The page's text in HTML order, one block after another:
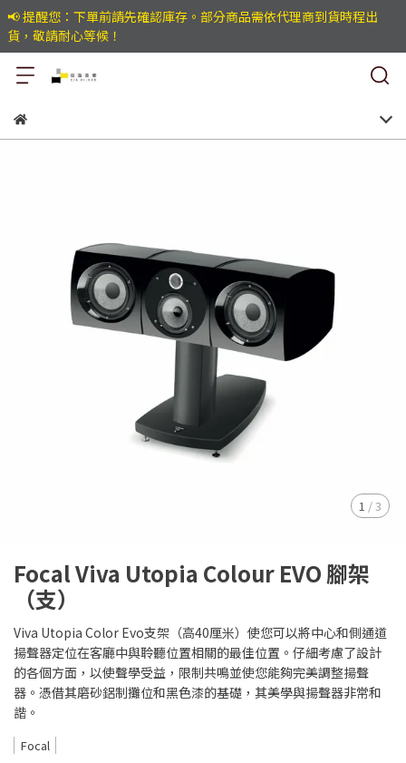
📢 提醒您：下單前請先確認庫存。部分商品需依代理商到貨時程出
貨，敬請耐心等候！
1 /3
Focal Viva Utopia Colour EVO 腳架
（支）
Viva Utopia Color Evo支架（高40厘米）使您可以將中心和側通道
揚聲器定位在客廳中與聆聽位置相關的最佳位置。仔細考慮了設計
的各個方面，以使聲學受益，限制共鳴並使您能夠完美調整揚聲
器。憑借其磨砂鋁制攤位和黑色漆的基礎，其美學與揚聲器非常和
諧。
Focal